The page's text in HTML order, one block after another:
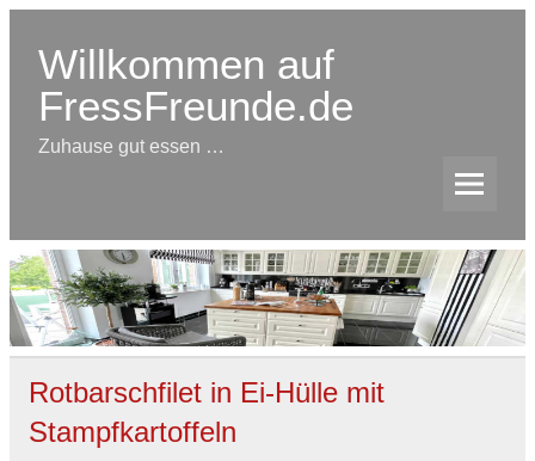
Skip
contentWillkommen auf
FressFreunde.de
Zuhause gut essen …
Rotbarschfilet in Ei-Hülle mit
Stampfkartoffeln